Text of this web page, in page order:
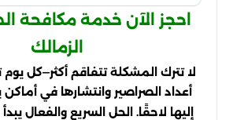
احجز الآن خدمة مكافحة
الزمالك
لا تترك المشكلة تتفاقم أكثر—كل يوم
أعداد الصراصير وانتشارها في
إليها لاحقًا. الحل السريع والفعال